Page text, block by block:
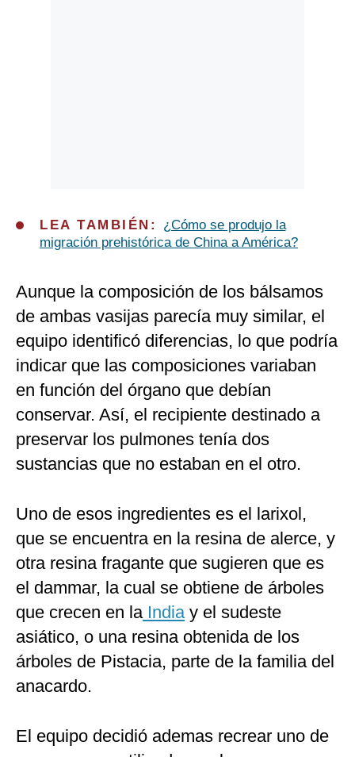
LEA TAMBIÉN: ¿Cómo se produjo la
migración prehistórica de China a América?
Aunque la composición de los bálsamos
de ambas vasijas parecía muy similar, el
equipo identificó diferencias, lo que podría
indicar que las composiciones variaban
en función del órgano que debían
conservar. Así, el recipiente destinado a
preservar los pulmones tenía dos
sustancias que no estaban en el otro.
Uno de esos ingredientes es el larixol,
que se encuentra en la resina de alerce, y
otra resina fragante que sugieren que es
el dammar, la cual se obtiene de árboles
que crecen en laIndiay el sudeste
asiático, o una resina obtenida de los
árboles de Pistacia, parte de la familia del
anacardo.
El equipo decidió ademas recrear uno de